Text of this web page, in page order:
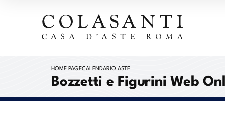
HOME PAGECALENDARIO ASTE
Bozzetti e Figurini Web